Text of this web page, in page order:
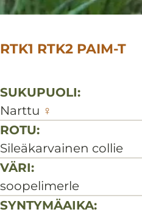
RTK1 RTK2 PAIM-T
SUKUPUOLI:
Narttu ♀
ROTU:
Sileäkarvainen collie
VÄRI:
soopelimerle
SYNTYMÄAIKA: